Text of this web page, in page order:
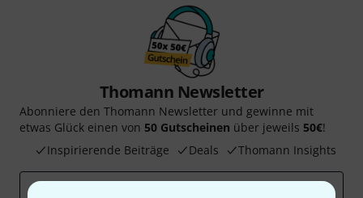
Thomann Newsletter
Abonniere den Thomann Newsletter und gewinne mit
etwas Glück einen von 50 Gutscheinen über jeweils 50€!
Inspirierende Beiträge
Deals Thomann Insights